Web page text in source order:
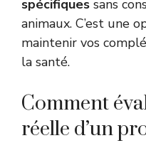
spécifiques sans
animaux. C’est une
maintenir vos
la santé.
Comment
réelle d’un